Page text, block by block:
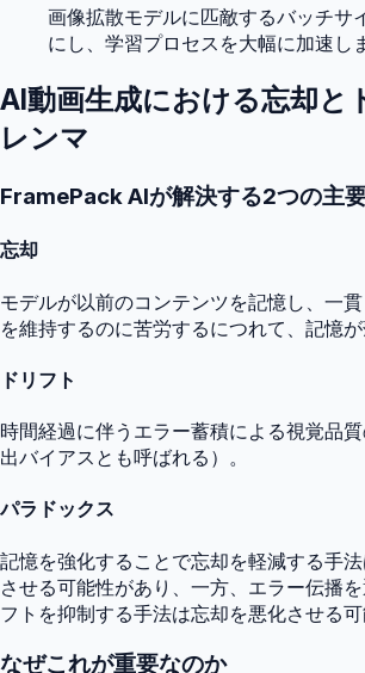
画像拡散モデルに匹敵するバッチサ
にし、学習プロセスを大幅に加速し
AI動画生成における忘却と
レンマ
FramePack AIが解決する2つの主
忘却
モデルが以前のコンテンツを記憶し、一
を維持するのに苦労するにつれて、記憶が
ドリフト
時間経過に伴うエラー蓄積による視覚品
出バイアスとも呼ばれる）。
パラドックス
記憶を強化することで忘却を軽減する手
させる可能性があり、一方、エラー伝播
フトを抑制する手法は忘却を悪化させる可
なぜこれが重要なのか